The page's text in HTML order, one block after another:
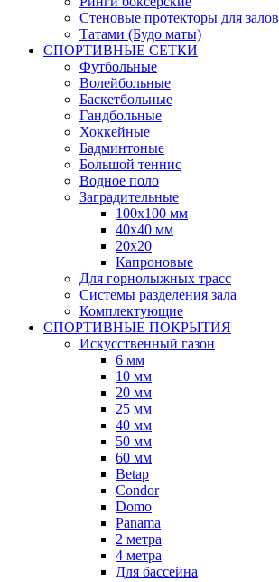
Стеновые протекторы для залов
Татами (Будо маты)
СПОРТИВНЫЕ СЕТКИ
Футбольные
Волейбольные
Баскетбольные
Гандбольные
Хоккейные
Бадминтоные
Большой теннис
Водное поло
Заградительные
100х100 мм
40х40 мм
20х20
Капроновые
Для горнолыжных трасс
Системы разделения зала
Комплектующие
СПОРТИВНЫЕ ПОКРЫТИЯ
Искусственный газон
6 мм
10 мм
20 мм
25 мм
40 мм
50 мм
60 мм
Betap
Condor
Domo
Panama
2 метра
4 метра
Для бассейна